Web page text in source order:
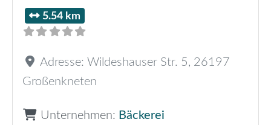
5.54 km
Adresse: Wildeshauser Str. 5, 26197
Großenkneten
Unternehmen: Bäckerei